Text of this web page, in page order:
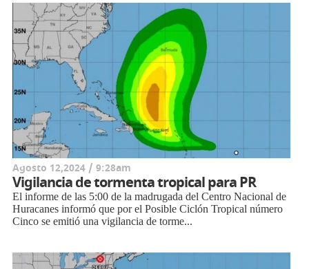
Agosto 12,2024 / 9:28am
Vigilancia de tormenta tropical para PR
El informe de las 5:00 de la madrugada del Centro Nacional de
Huracanes informó que por el Posible Ciclón Tropical número
Cinco se emitió una vigilancia de torme...